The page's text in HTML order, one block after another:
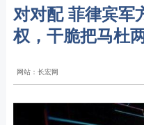
对对配 菲律宾军
权，干脆把马杜
网站：长宏网